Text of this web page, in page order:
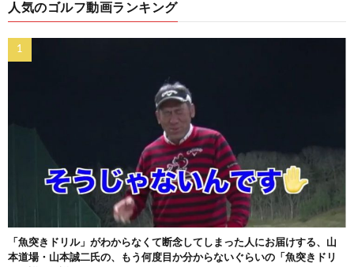
人気のゴルフ動画ランキング
「魚突きドリル」がわからなくて断念してしまった人にお届けする、山
本道場・山本誠二氏の、もう何度目か分からないぐらいの「魚突きドリ